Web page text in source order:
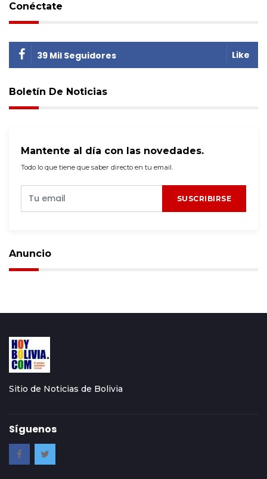
Conéctate
39 Mil Seguidores Like
Boletín De Noticias
Mantente al día con las novedades.
Todo lo que tiene que saber directo en tu email.
SUSCRIBIRSE
Anuncio
Sitio de Noticias de Bolivia
Síguenos